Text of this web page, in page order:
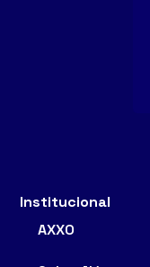
Institucional
AXXO